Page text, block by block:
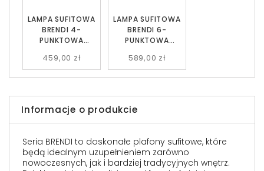
LAMPA SUFITOWA
BRENDI 4-
PUNKTOWA
EMIBIG 843/4M2
459,00 zł
LAMPA SUFITOWA
BRENDI 6-
PUNKTOWA
EMIBIG 834/6A2
589,00 zł
Informacje o produkcie
Seria BRENDI to doskonałe plafony sufitowe, które
będą idealnym uzupełnieniem zarówno
nowoczesnych, jak i bardziej tradycyjnych wnętrz.